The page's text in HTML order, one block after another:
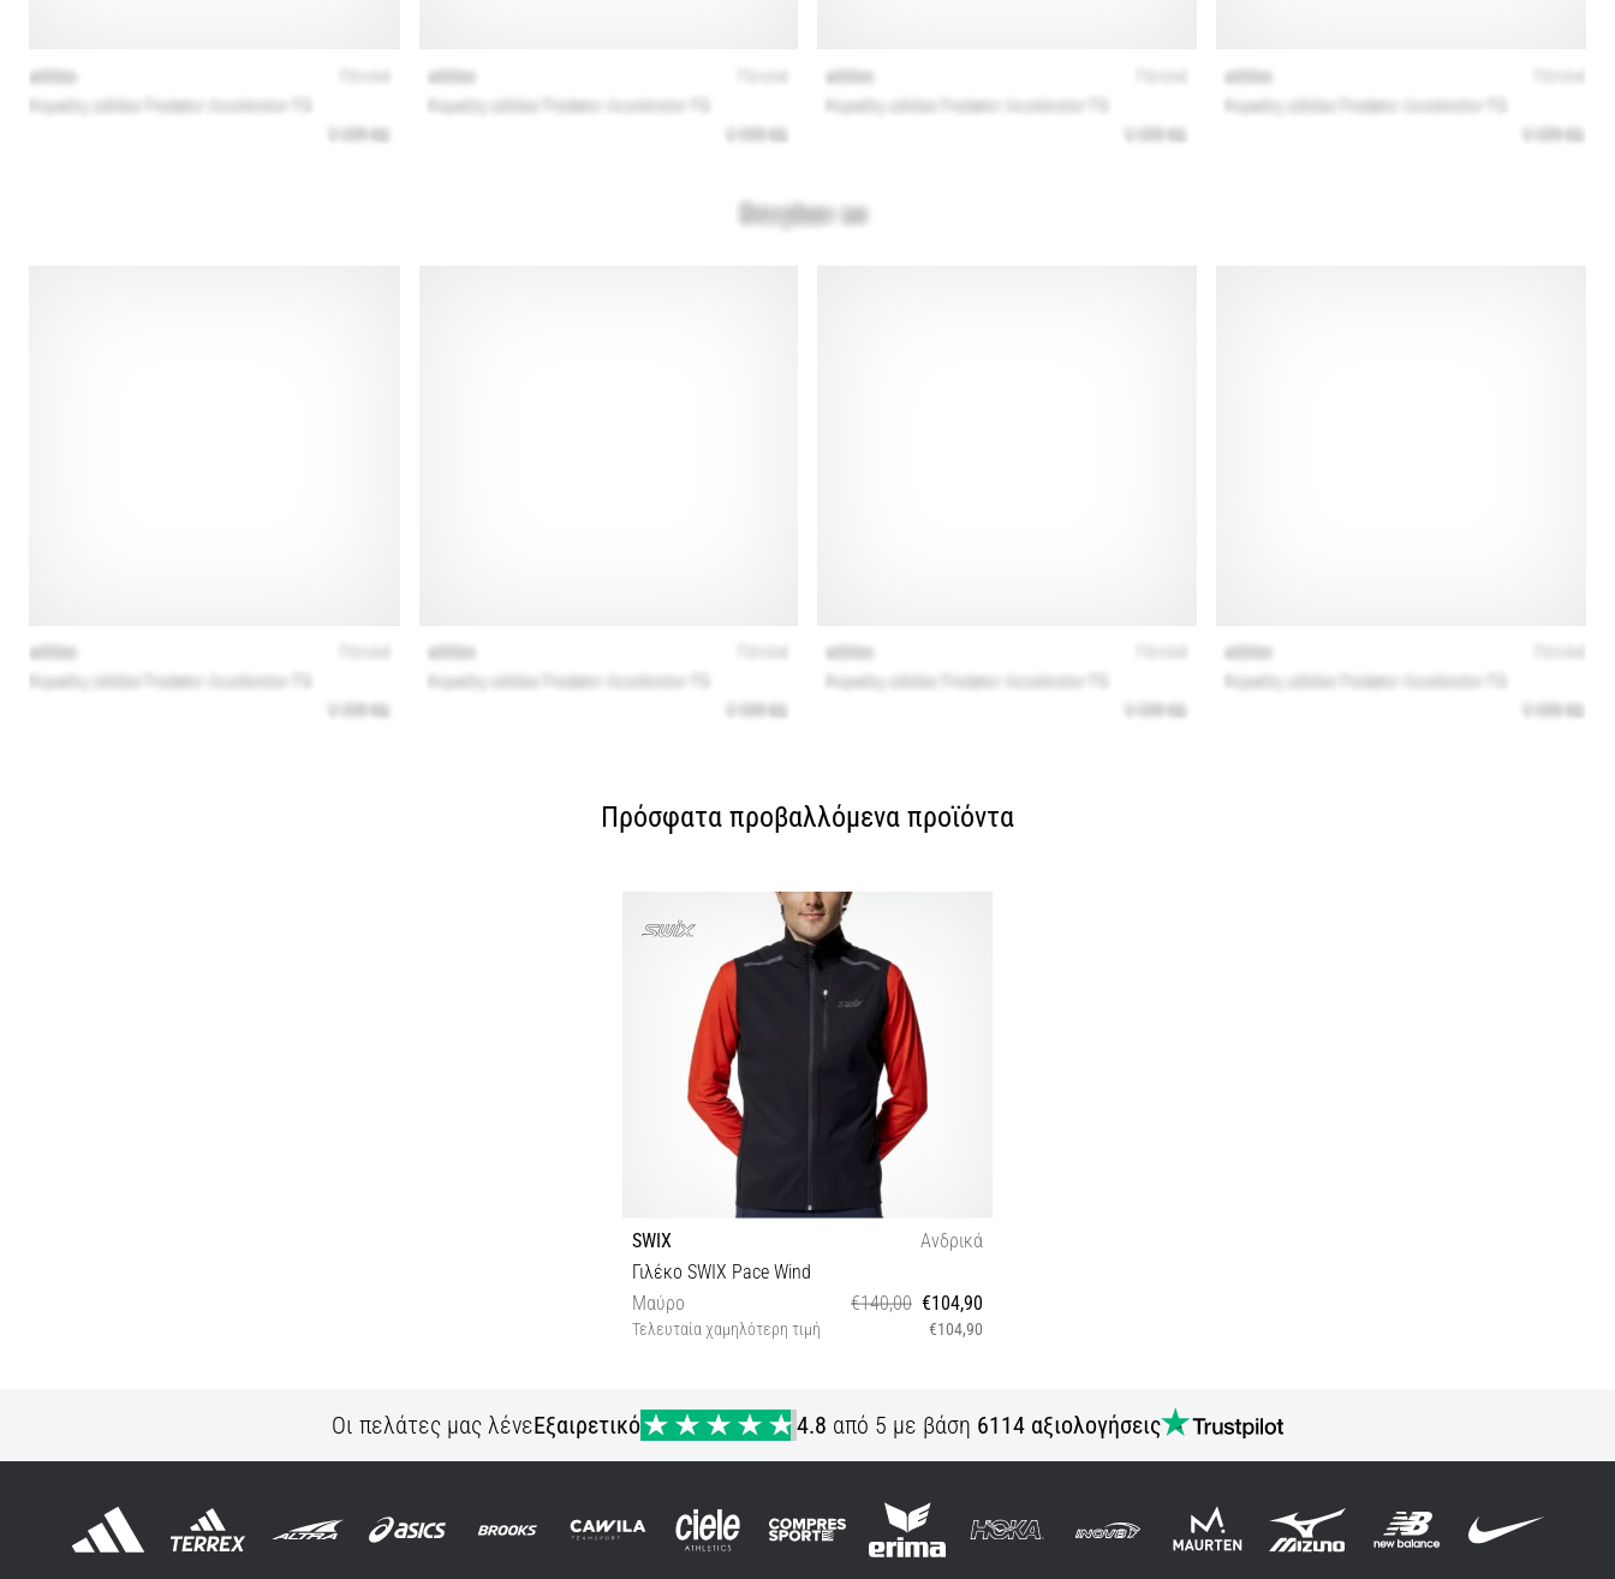
Πρόσφατα προβαλλόμενα προϊόντα
SWIX
Ανδρικά
Γιλέκο SWIX Pace Wind
Μαύρο
€140,00 €104,90
Τελευταία χαμηλότερη τιμή €104,90
Οι πελάτες μας λένεΕξαιρετικό 4.8 από 5 με βάση 6114 αξιολογήσεις